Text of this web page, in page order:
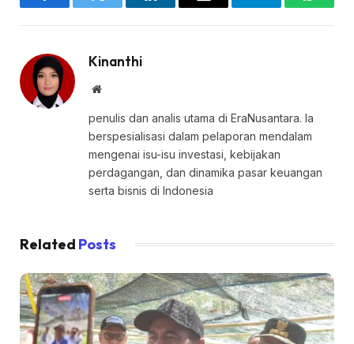
FacebookTwitter LinkedInEmail Telegram
Kinanthi
Website
penulis dan analis utama di EraNusantara. Ia
berspesialisasi dalam pelaporan mendalam
mengenai isu-isu investasi, kebijakan
perdagangan, dan dinamika pasar keuangan
serta bisnis di Indonesia
Related Posts